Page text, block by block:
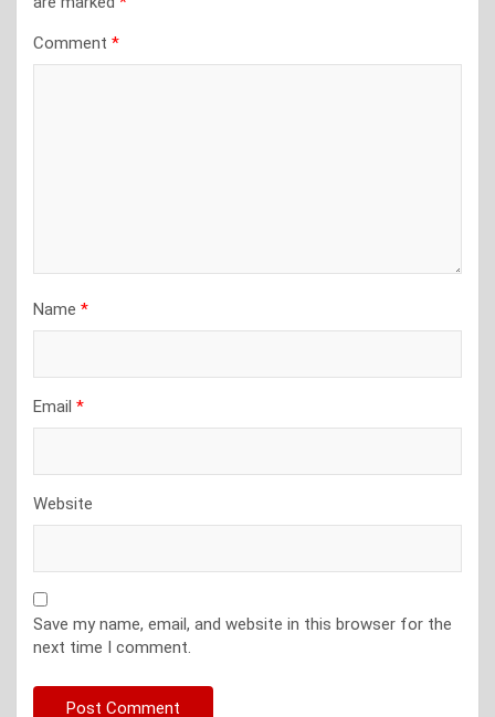
Comment *
Name *
Email *
Website
Save my name, email, and website in this browser for the
next time I comment.